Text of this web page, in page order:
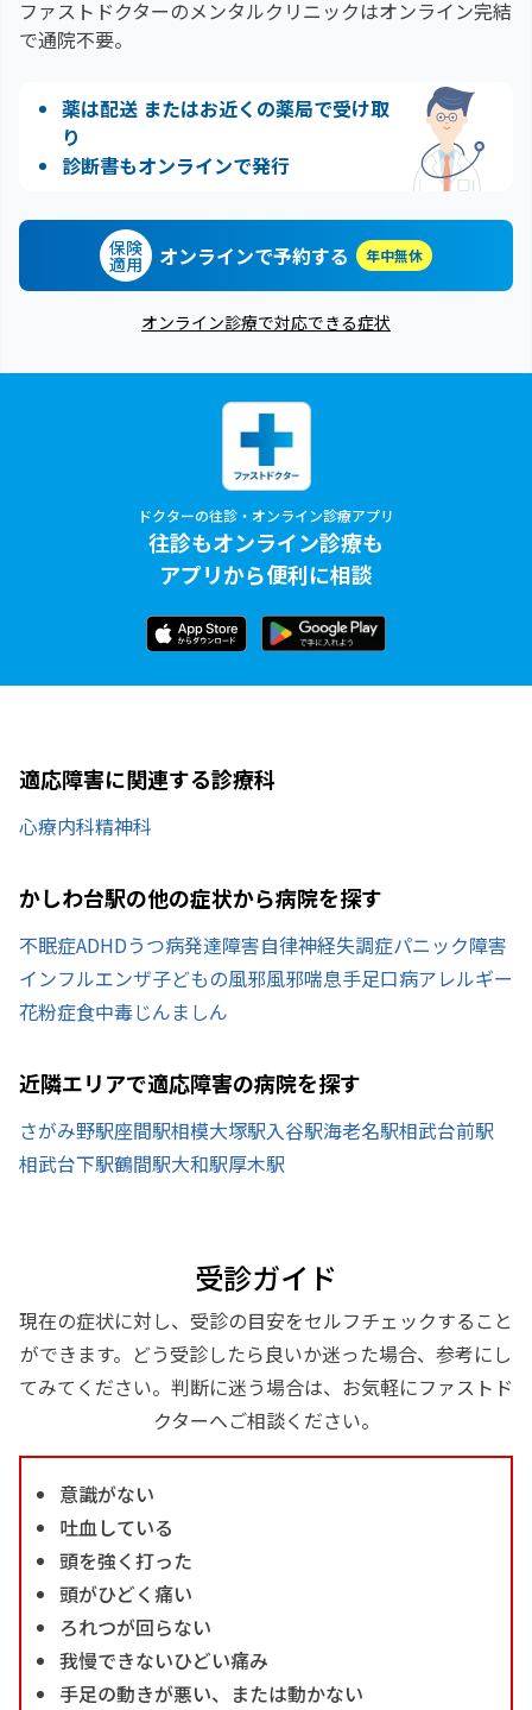
ファストドクターのメンタルクリニックはオンライン完結
で通院不要。
薬は配送 またはお近くの薬局で受け取
り
診断書もオンラインで発行
保険
適用 オンラインで予約する 年中無休
オンライン診療で対応できる症状
ドクターの往診・オンライン診療アプリ
往診もオンライン診療も
アプリから便利に相談
適応障害に関連する診療科
心療内科精神科
かしわ台駅の他の症状から病院を探す
不眠症ADHDうつ病発達障害自律神経失調症パニック障害
インフルエンザ子どもの風邪風邪喘息手足口病アレルギー
花粉症食中毒じんましん
近隣エリアで適応障害の病院を探す
さがみ野駅座間駅相模大塚駅入谷駅海老名駅相武台前駅
相武台下駅鶴間駅大和駅厚木駅
受診ガイド
現在の症状に対し、受診の目安をセルフチェックすること
ができます。どう受診したら良いか迷った場合、参考にし
てみてください。判断に迷う場合は、お気軽にファストド
クターへご相談ください。
意識がない
吐血している
頭を強く打った
頭がひどく痛い
ろれつが回らない
我慢できないひどい痛み
手足の動きが悪い、または動かない